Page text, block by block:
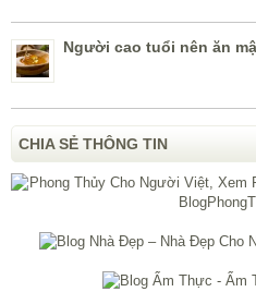
Người cao tuổi nên ăn
CHIA SẺ THÔNG TIN